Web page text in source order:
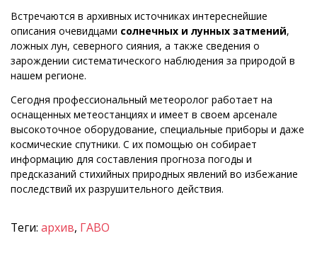
Встречаются в архивных источниках интереснейшие
описания очевидцами солнечных и лунных затмений,
ложных лун, северного сияния, а также сведения о
зарождении систематического наблюдения за природой в
нашем регионе.
Сегодня профессиональный метеоролог работает на
оснащенных метеостанциях и имеет в своем арсенале
высокоточное оборудование, специальные приборы и даже
космические спутники. С их помощью он собирает
информацию для составления прогноза погоды и
предсказаний стихийных природных явлений во избежание
последствий их разрушительного действия.
Теги: архив, ГАВО